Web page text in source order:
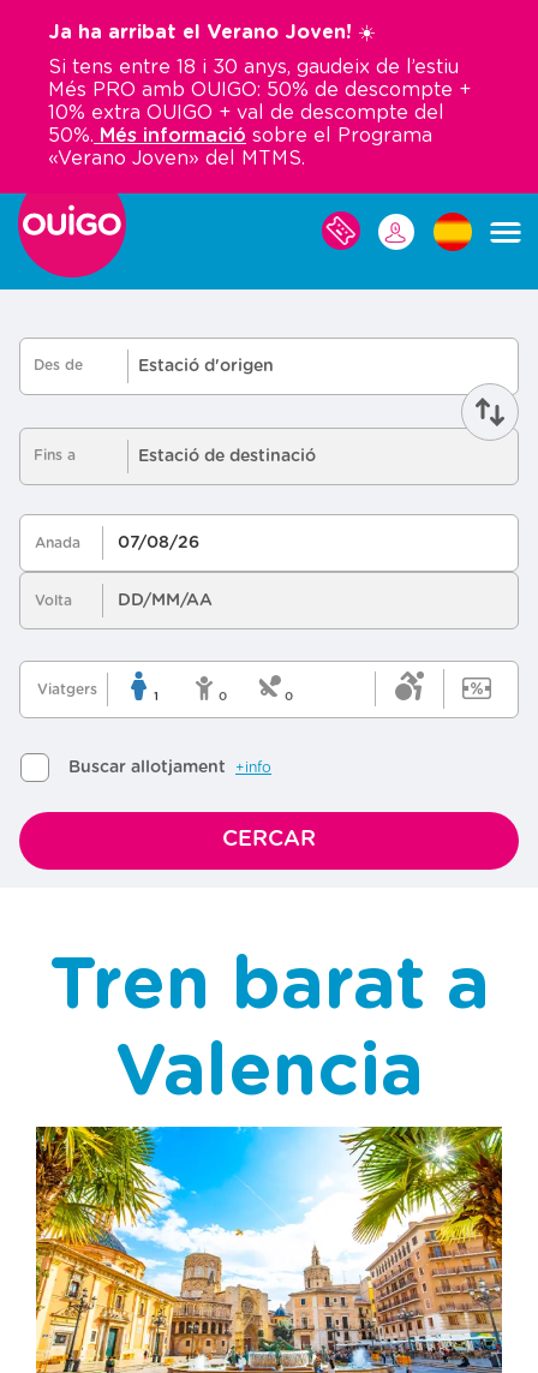
contingut
Ja ha arribat el Verano Joven! ☀️
Si tens entre 18 i 30 anys, gaudeix de l’estiu
Més PRO amb OUIGO: 50% de descompte +
10% extra OUIGO + val de descompte del
50%. Més informació sobre el Programa
«Verano Joven» del MTMS.
LES
MEVES
Tren barat a
Valencia